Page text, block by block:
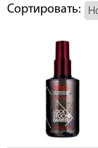
Сортировать: